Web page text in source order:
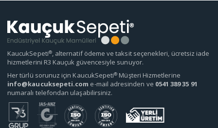
KaucukSepeti®, alternatif ödeme ve taksit seçenekleri, ücretsiz iade
hizmetlerini R3 Kauçuk güvencesiyle sunuyor.
Her türlü sorunuz için KaucukSepeti® Müşteri Hizmetlerine
info@kaucuksepeti.com e-mail adresinden ve 0541 389 35 91
numaralı telefondan ulaşabilirsiniz.